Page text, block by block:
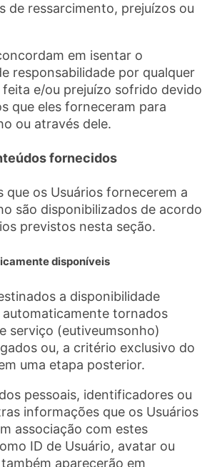
de ressarcimento, prejuízos ou
em isentar o
responsabilidade por qualquer
e/ou prejuízo sofrido devido
que eles forneceram para
ou através dele.
fornecidos
que os Usuários fornecerem a
são disponibilizados de acordo
previstos nesta seção.
disponíveis
a disponibilidade
automaticamente tornados
serviço (eutiveumsonho)
ou, a critério exclusivo do
uma etapa posterior.
pessoais, identificadores ou
informações que os Usuários
associação com estes
ID de Usuário, avatar ou
aparecerão em